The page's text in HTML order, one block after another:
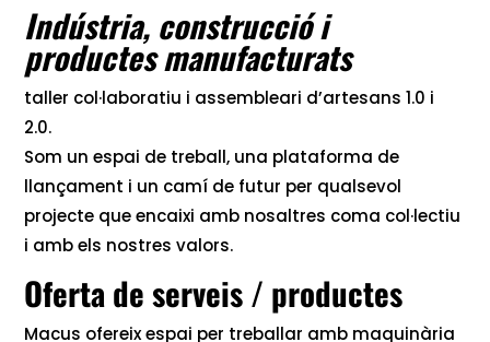
Indústria, construcció i
productes manufacturats
taller col·laboratiu i assembleari d’artesans 1.0 i
2.0.
Som un espai de treball, una plataforma de
llançament i un camí de futur per qualsevol
projecte que encaixi amb nosaltres coma col·lectiu
i amb els nostres valors.
Oferta de serveis / productes
Macus ofereix espai per treballar amb maquinària